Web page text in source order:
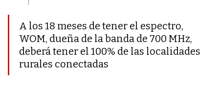
A los 18 meses de tener el espectro,
WOM, dueña de la banda de 700 MHz,
deberá tener el 100% de las localidades
rurales conectadas